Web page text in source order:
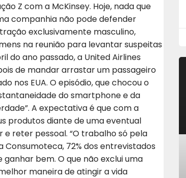
Z com a McKinsey. Hoje, nada que
companhia não pode defender
exclusivamente masculino,
na reunião para levantar suspeitas
ano passado, a United Airlines
de mandar arrastar um passageiro
nos EUA. O episódio, que chocou o
do smartphone e da
A expectativa é que com a
produtos diante de uma eventual
reter pessoal. “O trabalho só pela
Consumoteca, 72% dos entrevistados
bem. O que não exclui uma
maneira de atingir a vida